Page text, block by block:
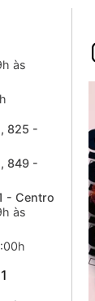
às
825 -
849 -
- Centro
às